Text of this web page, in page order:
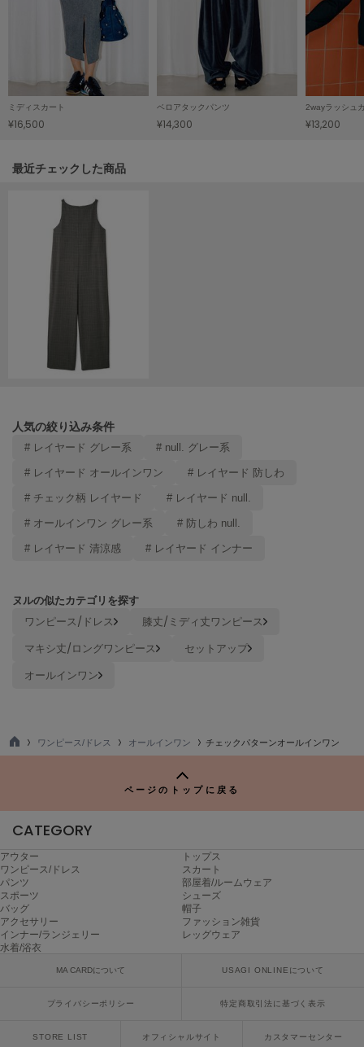
HOKA ONEONE
ホカ オネオネ
KEEN
ラート
le coq sportif
ルコックスポルティフ
LeSportsac
リリーブラウン
LITTLE UNION TOKYO
リトルユニオン トウキョウ
made of Organics
メイドオブオーガニクス
MICHU COQUETTE
MIESROHE
miies miim
ミーエスミーム
MOIGE
モワージュ
NEW Balance
ニューバランス
nezu
ネズ
NIKE
ナウンス
ミディスカート
¥16,500
ベロアタックパンツ
¥14,300 ¥13,200
関連記事
最近チェックした商品
人気の絞り込み条件
# レイヤード グレー系 # null. グレー系
# レイヤード オールインワン # レイヤード 防しわ
# チェック柄 レイヤード # レイヤード null.
# オールインワン グレー系 # 防しわ null.
# レイヤード 清涼感 # レイヤード インナー
ヌルの似たカテゴリを探す
ワンピース/ドレス
膝丈/ミディ丈ワンピース
マキシ丈/ロングワンピース
セットアップ
オールインワン
TO
ワンピース/ドレス オールインワン チェックパターンオールインワン
ページのトップに戻る
CATEGORY
アウター
トップス
ワンピース/ドレス
スカート
パンツ
部屋着/ルームウェア
スポーツ
シューズ
バッグ
帽子
アクセサリー
ファッション雑貨
インナー/ランジェリー
レッグウェア
水着/浴衣
MA CARDについて USAGI ONLINEについて
プライバシーポリシー 特定商取引法に基づく表示
STORE LIST オフィシャルサイト カスタマーセンター